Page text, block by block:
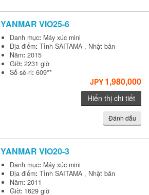
YANMARVIO25-6
Danh mục: Máy xúc mini
Địa điểm:Tỉnh SAITAMA , Nhật bản
Năm:2015
Giờ:2231 giờ
Số sê-ri:609**
JPY 1,980,000
Hiển thị chi tiết
Đánh dấu
YANMARVIO20-3
Danh mục: Máy xúc mini
Địa điểm:Tỉnh SAITAMA , Nhật bản
Năm:2011
Giờ: 1629 giờ